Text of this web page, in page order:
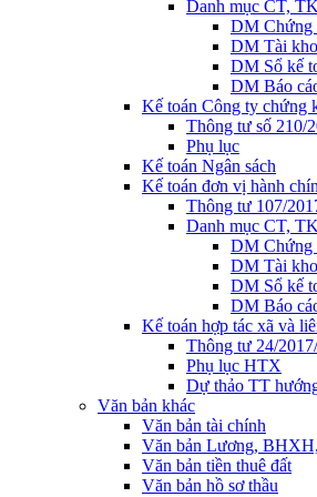
Danh mục CT,
DM Chứng
DM Tài
DM Sổ kế
DM Báo
Kế toán Công ty chứng
Thông tư số 210/
Phụ lục
Kế toán Ngân sách
Kế toán đơn vị hành
Thông tư 107/
Danh mục CT,
DM Chứng
DM Tài
DM Sổ kế
DM Báo
Kế toán hợp tác xã và
Thông tư 24/
Phụ lục HTX
Dự thảo TT
Văn bản khác
Văn bản tài chính
Văn bản Lương,
Văn bản tiền thuê đất
Văn bản hồ sơ thầu